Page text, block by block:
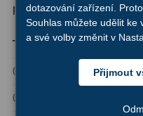
Barlow 5x8
Převracecí4
Hledáčky
podložek za sebou.
Tloušťka
0,5 mm
0,8 mm
dotazování zařízení.
Souhlas můžete udělit ke
a své volby změnit v
Přijmout